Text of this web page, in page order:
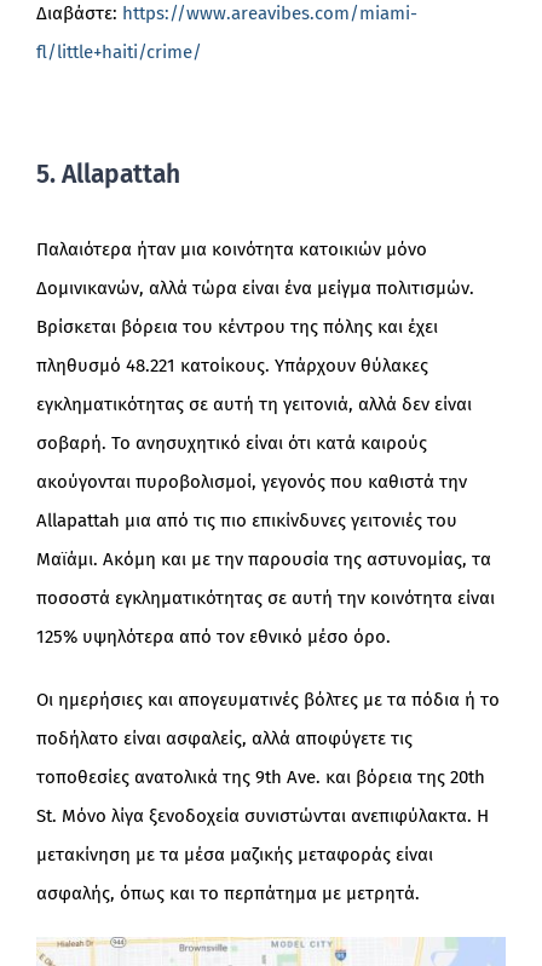
Διαβάστε: https://www.areavibes.com/miami-
fl/little+haiti/crime/
5. Allapattah
Παλαιότερα ήταν μια κοινότητα κατοικιών μόνο
Δομινικανών, αλλά τώρα είναι ένα μείγμα πολιτισμών.
Βρίσκεται βόρεια του κέντρου της πόλης και έχει
πληθυσμό 48.221 κατοίκους. Υπάρχουν θύλακες
εγκληματικότητας σε αυτή τη γειτονιά, αλλά δεν είναι
σοβαρή. Το ανησυχητικό είναι ότι κατά καιρούς
ακούγονται πυροβολισμοί, γεγονός που καθιστά την
Allapattah μια από τις πιο επικίνδυνες γειτονιές του
Μαϊάμι. Ακόμη και με την παρουσία της αστυνομίας, τα
ποσοστά εγκληματικότητας σε αυτή την κοινότητα είναι
125% υψηλότερα από τον εθνικό μέσο όρο.
Οι ημερήσιες και απογευματινές βόλτες με τα πόδια ή το
ποδήλατο είναι ασφαλείς, αλλά αποφύγετε τις
τοποθεσίες ανατολικά της 9th Ave. και βόρεια της 20th
St. Μόνο λίγα ξενοδοχεία συνιστώνται ανεπιφύλακτα. Η
μετακίνηση με τα μέσα μαζικής μεταφοράς είναι
ασφαλής, όπως και το περπάτημα με μετρητά.